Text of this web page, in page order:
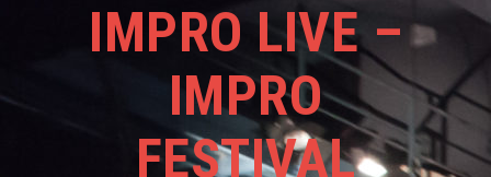
IMPRO LIVE –
IMPRO
FESTIVAL